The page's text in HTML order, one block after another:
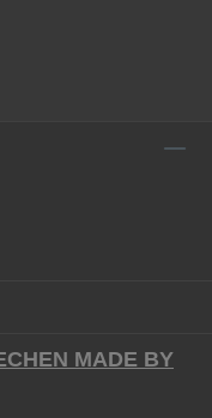
MADE BY